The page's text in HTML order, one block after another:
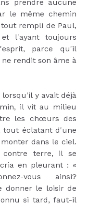
prendre aucune
le même chemin
rempli de Paul,
l'ayant toujours
parce qu'il
rendit son âme à
y avait déjà
il vit au milieu
les chœurs des
tout éclatant d'une
dans le ciel.
contre terre, il se
en pleurant : «
vous ainsi?
donner le loisir de
si tard, faut-il